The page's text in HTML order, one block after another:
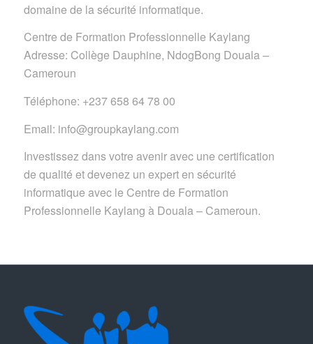
domaine de la sécurité informatique.
Centre de Formation Professionnelle Kaylang
Adresse: Collège Dauphine, NdogBong Douala –
Cameroun
Téléphone: +237 658 64 78 00
Email: info@groupkaylang.com
Investissez dans votre avenir avec une certification
de qualité et devenez un expert en sécurité
informatique avec le Centre de Formation
Professionnelle Kaylang à Douala – Cameroun.